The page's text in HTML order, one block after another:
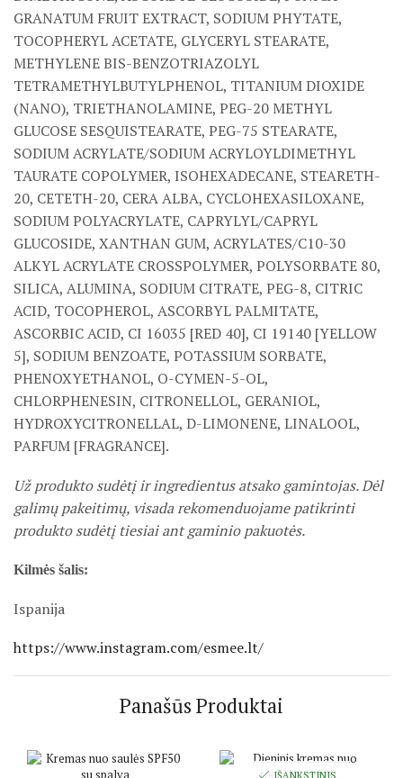
GRANATUM FRUIT EXTRACT, SODIUM PHYTATE,
TOCOPHERYL ACETATE, GLYCERYL STEARATE,
METHYLENE BIS-BENZOTRIAZOLYL
TETRAMETHYLBUTYLPHENOL, TITANIUM DIOXIDE
(NANO), TRIETHANOLAMINE, PEG-20 METHYL
GLUCOSE SESQUISTEARATE, PEG-75 STEARATE,
SODIUM ACRYLATE/SODIUM ACRYLOYLDIMETHYL
TAURATE COPOLYMER, ISOHEXADECANE, STEARETH-
20, CETETH-20, CERA ALBA, CYCLOHEXASILOXANE,
SODIUM POLYACRYLATE, CAPRYLYL/CAPRYL
GLUCOSIDE, XANTHAN GUM, ACRYLATES/C10-30
ALKYL ACRYLATE CROSSPOLYMER, POLYSORBATE 80,
SILICA, ALUMINA, SODIUM CITRATE, PEG-8, CITRIC
ACID, TOCOPHEROL, ASCORBYL PALMITATE,
ASCORBIC ACID, CI 16035 [RED 40], CI 19140 [YELLOW
5], SODIUM BENZOATE, POTASSIUM SORBATE,
PHENOXYETHANOL, O-CYMEN-5-OL,
CHLORPHENESIN, CITRONELLOL, GERANIOL,
HYDROXYCITRONELLAL, D-LIMONENE, LINALOOL,
PARFUM [FRAGRANCE].
Už produkto sudėtį ir ingredientus atsako gamintojas. Dėl
galimų pakeitimų, visada rekomenduojame patikrinti
produkto sudėtį tiesiai ant gaminio pakuotės.
Kilmės šalis:
Ispanija
https://www.instagram.com/esmee.lt/
Panašūs Produktai
IŠANKSTINIS